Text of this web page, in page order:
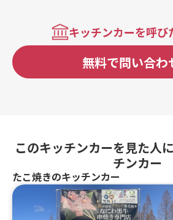
キッチンカーを呼び
無料で問い合わ
このキッチンカーを見た人
チンカー
たこ焼きのキッチンカー